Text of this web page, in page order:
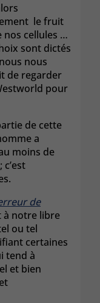
le fruit
nos cellules …
sont dictés
nous
de regarder
pour
de cette
a
moins de
de
à notre libre
ou tel
certaines
tend à
et bien